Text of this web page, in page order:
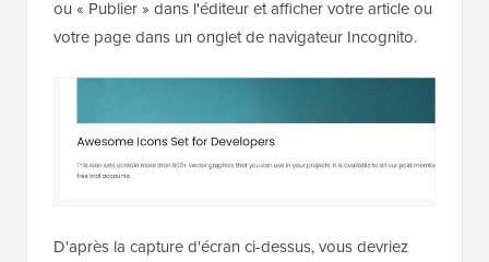
ou « Publier » dans l'éditeur et afficher votre article ou
votre page dans un onglet de navigateur Incognito.
D'après la capture d'écran ci-dessus, vous devriez